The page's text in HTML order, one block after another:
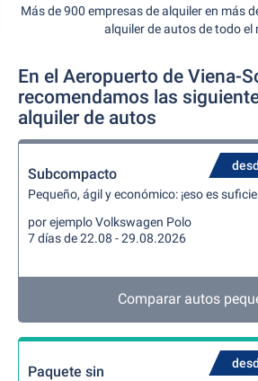
Más de 900 empresas de alquiler en más
alquiler de autos de todo el
En el Aeropuerto de Viena-
recomendamos las
alquiler de autos
Subcompacto
Pequeño, ágil y económico: ¡eso es
por ejemplo Volkswagen Polo
7 días de 22.08 - 29.08.2026
Comparar autos
Paquete sin